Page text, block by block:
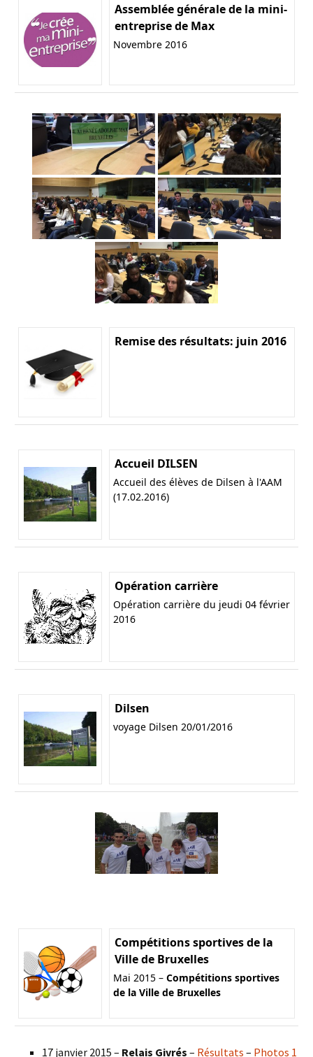
Assemblée générale de la mini-
entreprise de Max
Novembre 2016
Remise des résultats: juin 2016
Accueil DILSEN
Accueil des élèves de Dilsen à l'AAM
(17.02.2016)
Opération carrière
Opération carrière du jeudi 04 février
2016
Dilsen
voyage Dilsen 20/01/2016
Compétitions sportives de la
Ville de Bruxelles
Mai 2015 – Compétitions sportives
de la Ville de Bruxelles
17 janvier 2015 – Relais Givrés – Résultats – Photos 1